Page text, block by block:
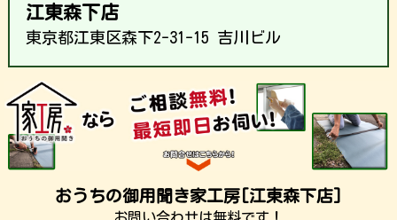
江東森下店
東京都江東区森下2-31-15 吉川ビル
おうちの御用聞き家工房[江東森下店]